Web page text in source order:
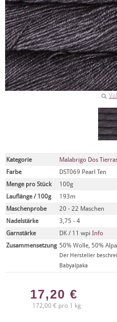
Kategorie
Malabrigo Dos
Farbe
DST069 Pearl Ten
Menge pro Stück
100g
Lauflänge / 100g
193m
Maschenprobe
20 - 22 Maschen
Nadelstärke
3,75 - 4
Garnstärke
DK / 11 wpi Info
Zusammensetzung 50% Wolle, 50%
Der Hersteller
Babyalpaka
17,20 €
172,00 € pro 1 kg